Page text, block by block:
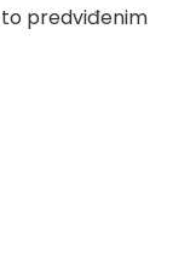
predviđenim